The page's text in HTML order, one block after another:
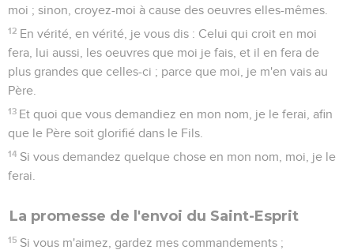
moi ; sinon, croyez-moi à cause des oeuvres elles-mêmes.
12 En vérité, en vérité, je vous dis : Celui qui croit en moi
fera, lui aussi, les oeuvres que moi je fais, et il en fera de
plus grandes que celles-ci ; parce que moi, je m'en vais au
Père.
13 Et quoi que vous demandiez en mon nom, je le ferai, afin
que le Père soit glorifié dans le Fils.
14 Si vous demandez quelque chose en mon nom, moi, je le
ferai.
La promesse de l'envoi du Saint-Esprit
15 Si vous m'aimez, gardez mes commandements ;